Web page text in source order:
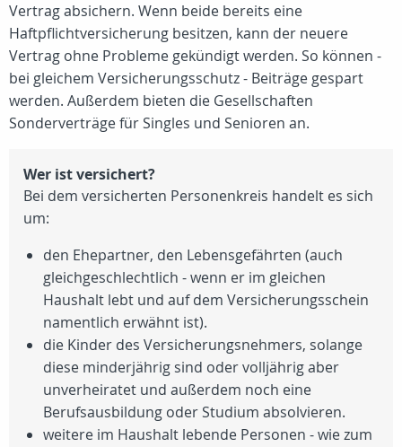
Vertrag absichern. Wenn beide bereits eine
Haftpflichtversicherung besitzen, kann der neuere
Vertrag ohne Probleme gekündigt werden. So können -
bei gleichem Versicherungsschutz - Beiträge gespart
werden. Außerdem bieten die Gesellschaften
Sonderverträge für Singles und Senioren an.
Wer ist versichert?
Bei dem versicherten Personenkreis handelt es sich
um:
den Ehepartner, den Lebensgefährten (auch
gleichgeschlechtlich - wenn er im gleichen
Haushalt lebt und auf dem Versicherungsschein
namentlich erwähnt ist).
die Kinder des Versicherungsnehmers, solange
diese minderjährig sind oder volljährig aber
unverheiratet und außerdem noch eine
Berufsausbildung oder Studium absolvieren.
weitere im Haushalt lebende Personen - wie zum